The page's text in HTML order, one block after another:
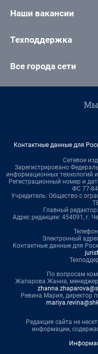
Наши вакансии
Техподдержка
Все города сети
Мы
Контактные данные для
Сетевое
Зарегистрировано
информационных технологий
Регистрационный номер и
ФС 77-
Учредитель: Общество с
Главный
Адрес редакции: 454091, г.
Электронный
Контактные данные для
По вопросам
Жапарова Жанна,
Ревина Мария, директор
Редакция сайта не
информации,